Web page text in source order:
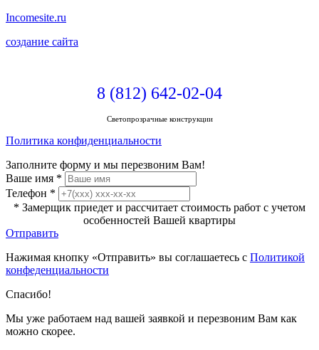
Incomesite.ru
создание сайта
8 (812) 642-02-04
Светопрозрачные конструкции
Политика конфиденциальности
Заполните форму и мы перезвоним Вам!
Ваше имя *
Телефон *
* Замерщик приедет и рассчитает стоимость работ с учетом
особенностей Вашей квартиры
Отправить
Нажимая кнопку «Отправить» вы соглашаетесь с Политикой
конфеденциальности
Спасибо!
Мы уже работаем над вашей заявкой и перезвоним Вам как
можно скорее.